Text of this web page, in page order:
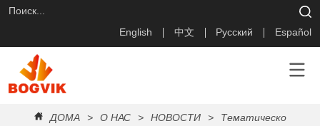
English 中文 Русский Español
ДОМА > О НАС > НОВОСТИ > Тематическое